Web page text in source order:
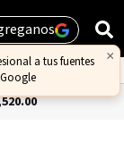
×
a tus fuentes
DÓLAR